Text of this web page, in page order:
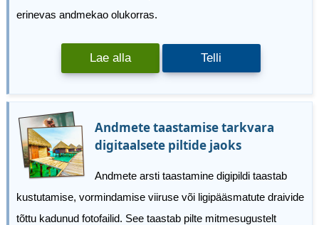
erinevas andmekao olukorras.
Lae alla Telli
Andmete taastamise tarkvara
digitaalsete piltide jaoks
Andmete arsti taastamine digipildi taastab
kustutamise, vormindamise viiruse või ligipääsmatute draivide
tõttu kadunud fotofailid. See taastab pilte mitmesugustelt